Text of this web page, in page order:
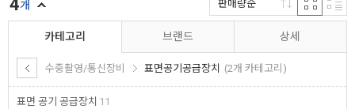
카테고리
수중촬영/통신장비 표면공기공급장치 (2개 카테고리)
표면 공기 공급장치 11
브랜드 상세
4개 판매량순